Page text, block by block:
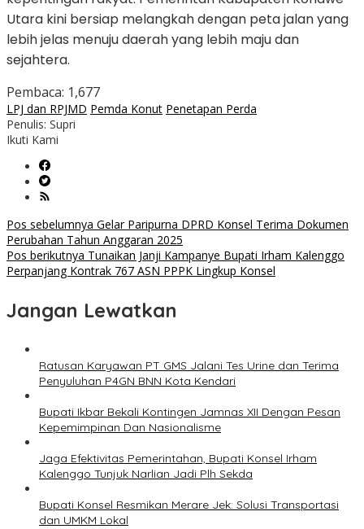
Utara kini bersiap melangkah dengan peta jalan yang
lebih jelas menuju daerah yang lebih maju dan
sejahtera.
Pembaca: 1,677
LPJ dan RPJMD Pemda Konut Penetapan Perda
Penulis: Supri
Ikuti Kami
Navigasi
pos
Pos sebelumnya Gelar Paripurna DPRD Konsel Terima Dokumen
Perubahan Tahun Anggaran 2025
Pos berikutnya Tunaikan Janji Kampanye Bupati Irham Kalenggo
Perpanjang Kontrak 767 ASN PPPK Lingkup Konsel
Jangan Lewatkan
Ratusan Karyawan PT GMS Jalani Tes Urine dan Terima
Penyuluhan P4GN BNN Kota Kendari
Bupati Ikbar Bekali Kontingen Jamnas XII Dengan Pesan
Kepemimpinan Dan Nasionalisme
Jaga Efektivitas Pemerintahan, Bupati Konsel Irham
Kalenggo Tunjuk Narlian Jadi Plh Sekda
Bupati Konsel Resmikan Merare Jek: Solusi Transportasi
dan UMKM Lokal